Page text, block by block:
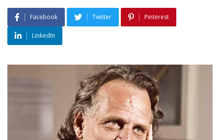
Facebook Twitter Pinterest
LinkedIn